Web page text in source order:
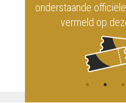
officiële verkoopkanalen
op deze website.